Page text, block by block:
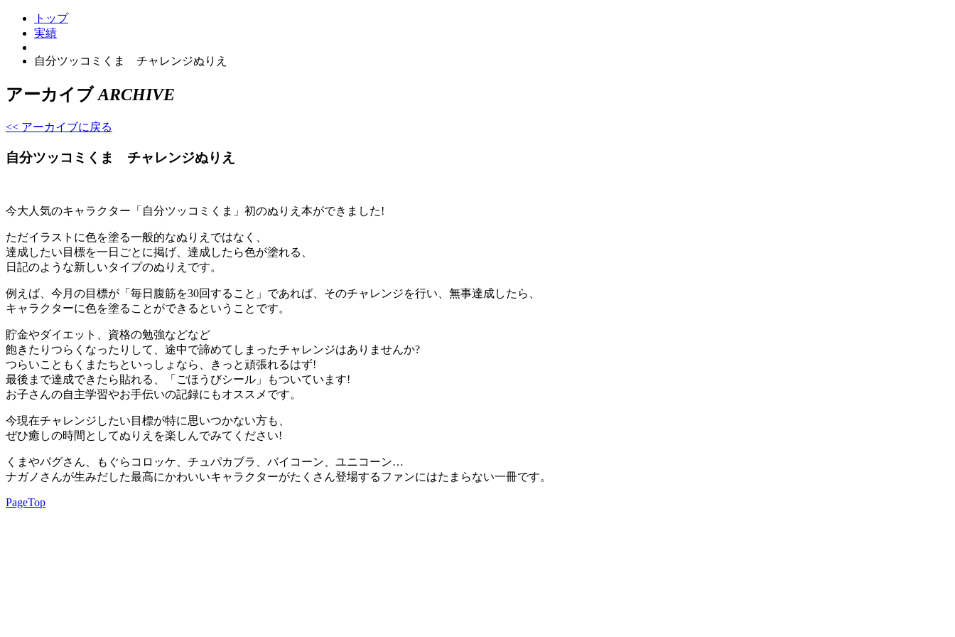
トップ
実績
自分ツッコミくま チャレンジぬりえ
アーカイブ ARCHIVE
<< アーカイブに戻る
自分ツッコミくま チャレンジぬりえ
今大人気のキャラクター「自分ツッコミくま」初のぬりえ本ができました!
ただイラストに色を塗る一般的なぬりえではなく、
達成したい目標を一日ごとに掲げ、達成したら色が塗れる、
日記のような新しいタイプのぬりえです。
例えば、今月の目標が「毎日腹筋を30回すること」であれば、そのチャレンジを行い、無事達成したら、
キャラクターに色を塗ることができるということです。
貯金やダイエット、資格の勉強などなど
飽きたりつらくなったりして、途中で諦めてしまったチャレンジはありませんか?
つらいこともくまたちといっしょなら、きっと頑張れるはず!
最後まで達成できたら貼れる、「ごほうびシール」もついています!
お子さんの自主学習やお手伝いの記録にもオススメです。
今現在チャレンジしたい目標が特に思いつかない方も、
ぜひ癒しの時間としてぬりえを楽しんでみてください!
くまやパグさん、もぐらコロッケ、チュパカブラ、バイコーン、ユニコーン…
ナガノさんが生みだした最高にかわいいキャラクターがたくさん登場するファンにはたまらない一冊です。
PageTop